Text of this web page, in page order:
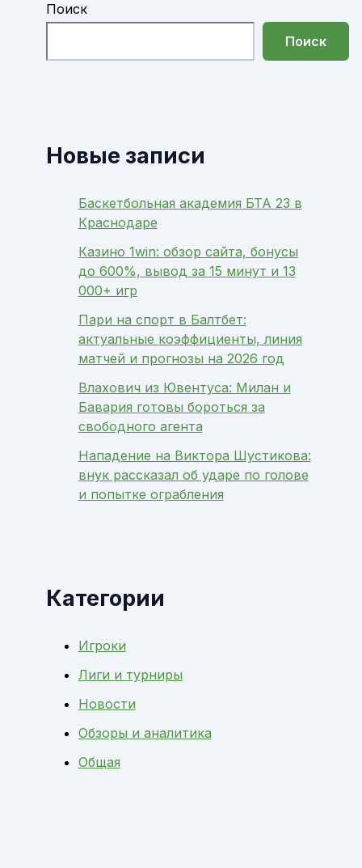
Поиск
Поиск
Новые записи
Баскетбольная академия БТА 23 в
Краснодаре
Казино 1win: обзор сайта, бонусы
до 600%, вывод за 15 минут и 13
000+ игр
Пари на спорт в Балтбет:
актуальные коэффициенты, линия
матчей и прогнозы на 2026 год
Влахович из Ювентуса: Милан и
Бавария готовы бороться за
свободного агента
Нападение на Виктора Шустикова:
внук рассказал об ударе по голове
и попытке ограбления
Категории
Игроки
Лиги и турниры
Новости
Обзоры и аналитика
Общая